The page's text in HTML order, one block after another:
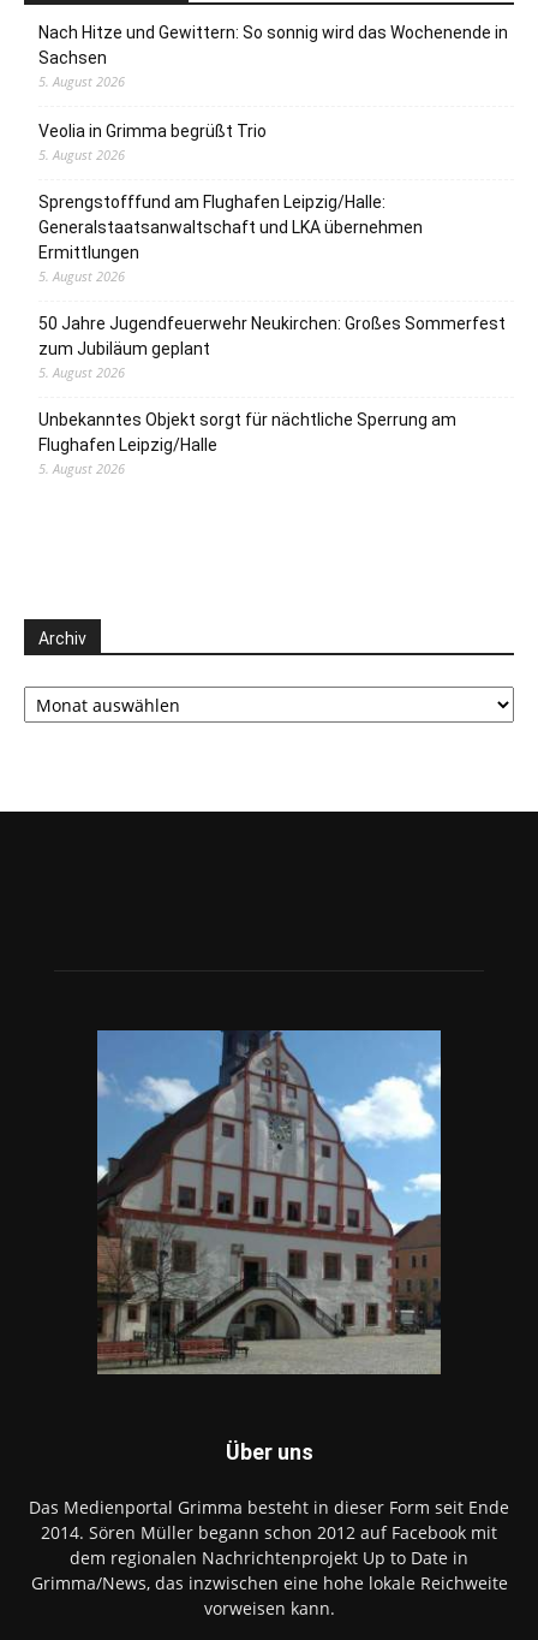
Nach Hitze und Gewittern: So sonnig wird das Wochenende in
Sachsen
5. August 2026
Veolia in Grimma begrüßt Trio
5. August 2026
Sprengstofffund am Flughafen Leipzig/Halle:
Generalstaatsanwaltschaft und LKA übernehmen
Ermittlungen
5. August 2026
50 Jahre Jugendfeuerwehr Neukirchen: Großes Sommerfest
zum Jubiläum geplant
5. August 2026
Unbekanntes Objekt sorgt für nächtliche Sperrung am
Flughafen Leipzig/Halle
5. August 2026
Archiv
Archiv
Über uns
Das Medienportal Grimma besteht in dieser Form seit Ende
2014. Sören Müller begann schon 2012 auf Facebook mit
dem regionalen Nachrichtenprojekt Up to Date in
Grimma/News, das inzwischen eine hohe lokale Reichweite
vorweisen kann.